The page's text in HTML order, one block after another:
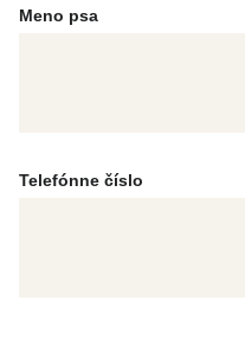
Meno psa
Telefónne číslo